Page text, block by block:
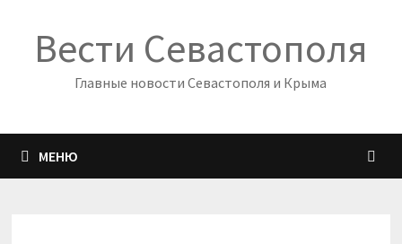
содержимому
Вести Севастополя
Главные новости Севастополя и Крыма
МЕНЮ